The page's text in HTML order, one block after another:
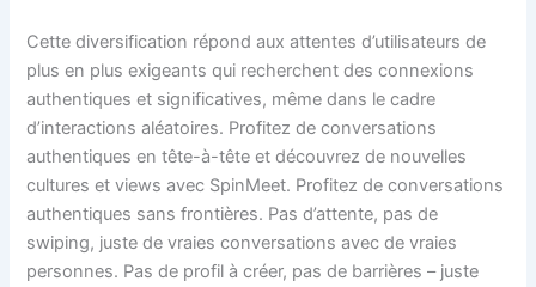
Cette diversification répond aux attentes d’utilisateurs de
plus en plus exigeants qui recherchent des connexions
authentiques et significatives, même dans le cadre
d’interactions aléatoires. Profitez de conversations
authentiques en tête-à-tête et découvrez de nouvelles
cultures et views avec SpinMeet. Profitez de conversations
authentiques sans frontières. Pas d’attente, pas de
swiping, juste de vraies conversations avec de vraies
personnes. Pas de profil à créer, pas de barrières – juste